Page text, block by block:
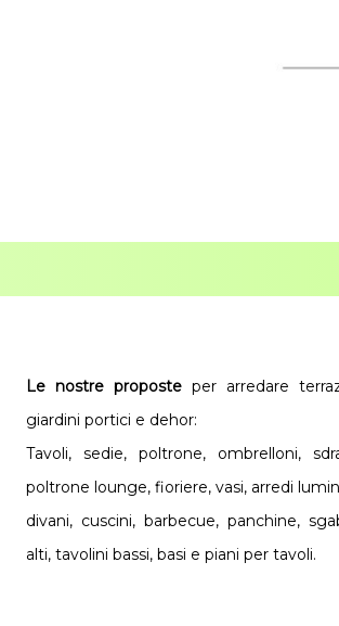
Le nostre proposte per arredare
giardini portici e dehor:
Tavoli, sedie, poltrone, ombrelloni,
poltrone lounge, fioriere, vasi, arredi
divani, cuscini, barbecue, panchine,
alti, tavolini bassi, basi e piani per tavoli.